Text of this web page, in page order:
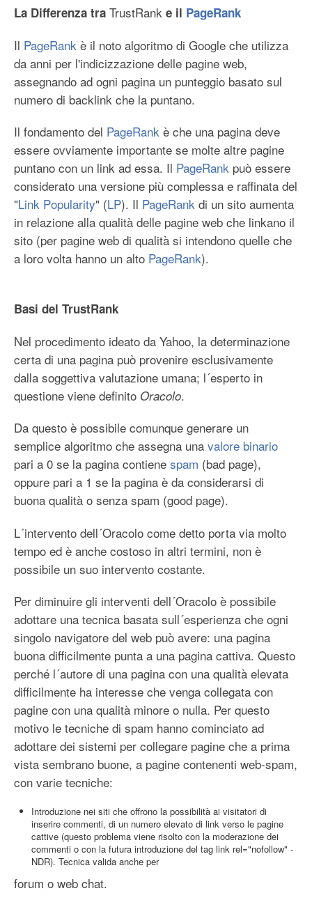
Modifiche correlate
Pagine speciali
Entra
La Differenza tra TrustRank e il PageRank
Il PageRank è il noto algoritmo di Google che utilizza
da anni per l'indicizzazione delle pagine web,
assegnando ad ogni pagina un punteggio basato sul
numero di backlink che la puntano.
Il fondamento del PageRank è che una pagina deve
essere ovviamente importante se molte altre pagine
puntano con un link ad essa. Il PageRank può essere
considerato una versione più complessa e raffinata del
"Link Popularity" (LP). Il PageRank di un sito aumenta
in relazione alla qualità delle pagine web che linkano il
sito (per pagine web di qualità si intendono quelle che
a loro volta hanno un alto PageRank).
Basi del TrustRank
Nel procedimento ideato da Yahoo, la determinazione
certa di una pagina può provenire esclusivamente
dalla soggettiva valutazione umana; l´esperto in
questione viene definito Oracolo.
Da questo è possibile comunque generare un
semplice algoritmo che assegna una valore binario
pari a 0 se la pagina contiene spam (bad page),
oppure pari a 1 se la pagina è da considerarsi di
buona qualità o senza spam (good page).
L´intervento dell´Oracolo come detto porta via molto
tempo ed è anche costoso in altri termini, non è
possibile un suo intervento costante.
Per diminuire gli interventi dell´Oracolo è possibile
adottare una tecnica basata sull´esperienza che ogni
singolo navigatore del web può avere: una pagina
buona difficilmente punta a una pagina cattiva. Questo
perché l´autore di una pagina con una qualità elevata
difficilmente ha interesse che venga collegata con
pagine con una qualità minore o nulla. Per questo
motivo le tecniche di spam hanno cominciato ad
adottare dei sistemi per collegare pagine che a prima
vista sembrano buone, a pagine contenenti web-spam,
con varie tecniche:
Introduzione nei siti che offrono la possibilità ai visitatori di
inserire commenti, di un numero elevato di link verso le pagine
cattive (questo problema viene risolto con la moderazione dei
commenti o con la futura introduzione del tag link rel="nofollow" -
NDR). Tecnica valida anche per
forum o web chat.